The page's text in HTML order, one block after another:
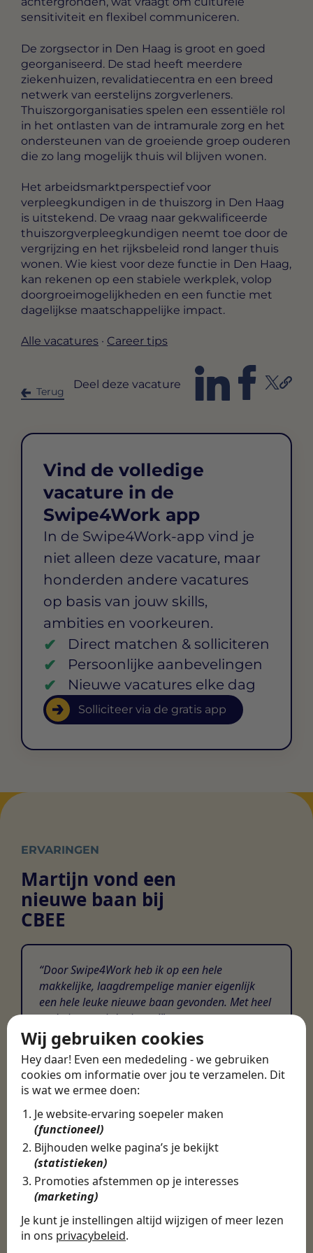
Wij gebruiken cookies
Hey daar! Even een mededeling - we gebruiken
cookies om informatie over jou te verzamelen. Dit
is wat we ermee doen:
Je website-ervaring soepeler maken
(functioneel)
Bijhouden welke pagina’s je bekijkt
(statistieken)
Promoties afstemmen op je interesses
(marketing)
Je kunt je instellingen altijd wijzigen of meer lezen
in ons privacybeleid.
sensitiviteit en flexibel communiceren.
De zorgsector in Den Haag is groot en goed
georganiseerd. De stad heeft meerdere
ziekenhuizen, revalidatiecentra en een breed
netwerk van eerstelijns zorgverleners.
Thuiszorgorganisaties spelen een essentiële rol
in het ontlasten van de intramurale zorg en het
ondersteunen van de groeiende groep ouderen
die zo lang mogelijk thuis wil blijven wonen.
Het arbeidsmarktperspectief voor
verpleegkundigen in de thuiszorg in Den Haag
is uitstekend. De vraag naar gekwalificeerde
thuiszorgverpleegkundigen neemt toe door de
vergrijzing en het rijksbeleid rond langer thuis
wonen. Wie kiest voor deze functie in Den Haag,
kan rekenen op een stabiele werkplek, volop
doorgroeimogelijkheden en een functie met
dagelijkse maatschappelijke impact.
Alle vacatures · Career tips
Terug
Deel deze vacature
Vind de volledige
vacature in de
Swipe4Work app
In de Swipe4Work-app vind je
niet alleen deze vacature, maar
honderden andere vacatures
op basis van jouw skills,
ambities en voorkeuren.
Direct matchen & solliciteren
Persoonlijke aanbevelingen
Nieuwe vacatures elke dag
Solliciteer via de gratis app
ERVARINGEN
Martijn vond een
nieuwe baan bij
CBEE
Door Swipe4Work heb ik op een hele
makkelijke, laagdrempelige manier eigenlijk
een hele leuke nieuwe baan gevonden. Met heel
veel nieuwe uitdagingen!
Martijn
Certinia Consultant